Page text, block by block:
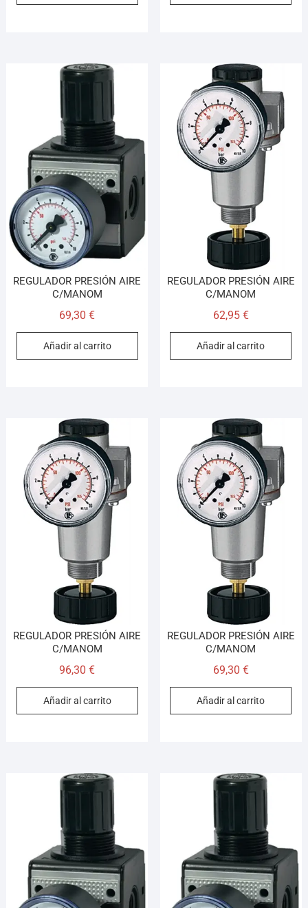
REGULADOR PRESIÓN AIRE
C/MANOM
69,30€
Añadir al carrito
REGULADOR PRESIÓN AIRE
C/MANOM
62,95 €
Añadir al carrito
REGULADOR PRESIÓN AIRE
C/MANOM
96,30€
Añadir al carrito
REGULADOR PRESIÓN AIRE
C/MANOM
69,30 €
Añadir al carrito